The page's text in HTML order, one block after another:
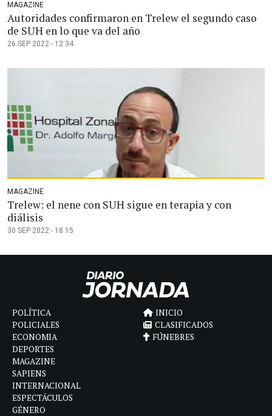
MAGAZINE
Autoridades confirmaron en Trelew el segundo caso
de SUH en lo que va del año
26 SEP 2022 - 12:34
MAGAZINE
Trelew: el nene con SUH sigue en terapia y con
diálisis
30 SEP 2022 - 18:15
POLÍTICA
POLICIALES
ECONOMIA
DEPORTES
MAGAZINE
SAPIENS
INTERNACIONAL
ESPECTÁCULOS
GÉNERO
INICIO
CLASIFICADOS
FÚNEBRES